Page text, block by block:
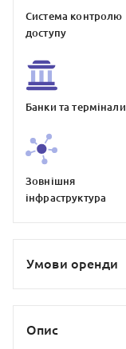
Система контролю
доступу
Банки та термiнали
Зовнiшня
iнфраструктура
Умови оренди
Опис